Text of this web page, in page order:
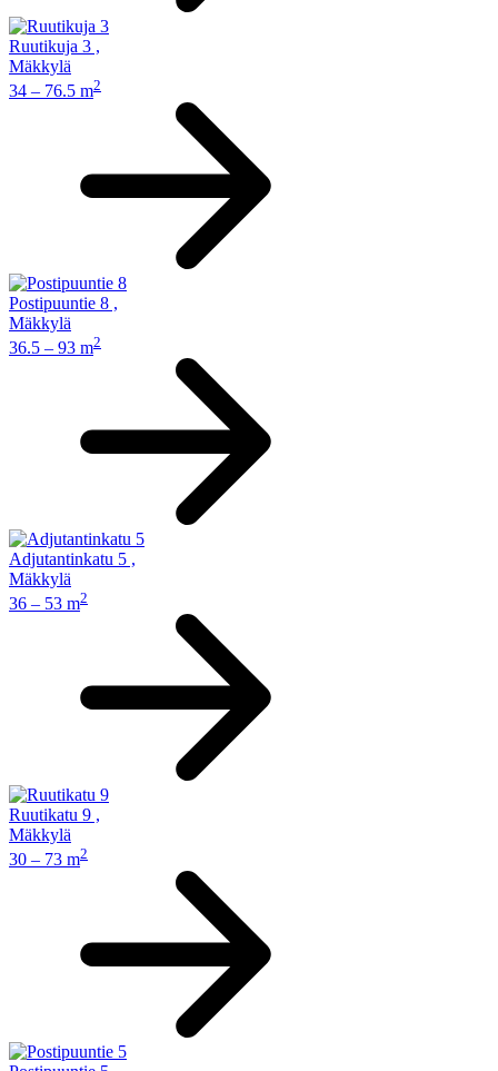
Ruutikuja 3 ,
Mäkkylä
34 – 76.5 m2
Postipuuntie 8 ,
Mäkkylä
36.5 – 93 m2
Adjutantinkatu 5 ,
Mäkkylä
36 – 53 m2
Ruutikatu 9 ,
Mäkkylä
30 – 73 m2